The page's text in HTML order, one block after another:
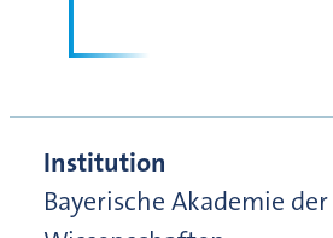
Institution
Bayerische Akademie der